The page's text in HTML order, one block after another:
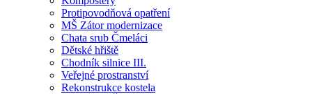
Protipovodňová opatření
MŠ Zátor modernizace
Chata srub Čmeláci
Dětské hřiště
Chodník silnice III.
Veřejné prostranství
Rekonstrukce kostela